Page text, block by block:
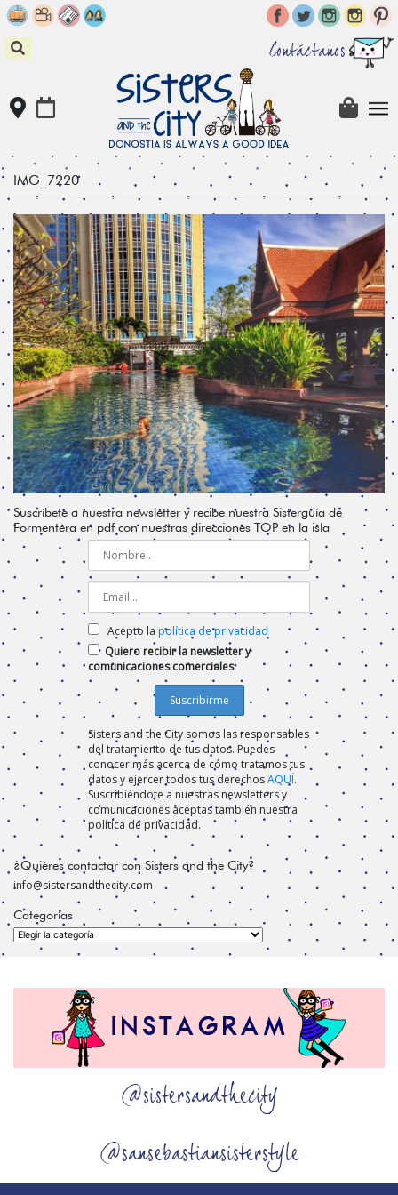
Skip
to
content
Contáctanos
IMG_7220
Suscríbete a nuestra newsletter y recibe nuestra Sisterguía de
Formentera en pdf con nuestras direcciones TOP en la isla
Acepto la política de privacidad
Quiero recibir la newsletter y
comunicaciones comerciales
Sisters and the City somos las responsables
del tratamiento de tus datos. Puedes
conocer más acerca de cómo tratamos tus
datos y ejercer todos tus derechosAQUÍ.
Suscribiéndote a nuestras newsletters y
comunicaciones aceptas también nuestra
política de privacidad.
¿Quiéres contactar con Sisters and the City?
info@sistersandthecity.com
Categorías
Categorías
@sistersandthecity
@sansebastiansisterstyle